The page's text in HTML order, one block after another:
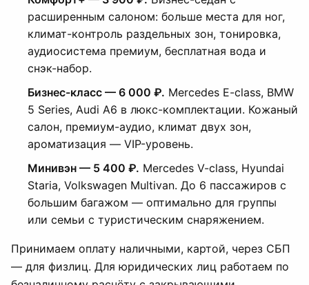
расширенным салоном: больше места для ног,
климат-контроль раздельных зон, тонировка,
аудиосистема премиум, бесплатная вода и
снэк-набор.
Бизнес-класс — 6 000 ₽. Mercedes E-class, BMW
5 Series, Audi A6 в люкс-комплектации. Кожаный
салон, премиум-аудио, климат двух зон,
ароматизация — VIP-уровень.
Минивэн — 5 400 ₽. Mercedes V-class, Hyundai
Staria, Volkswagen Multivan. До 6 пассажиров с
большим багажом — оптимально для группы
или семьи с туристическим снаряжением.
Принимаем оплату наличными, картой, через СБП
— для физлиц. Для юридических лиц работаем по